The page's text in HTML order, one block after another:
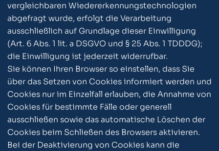
vergleichbaren Wiedererkennungstechnologien
abgefragt wurde, erfolgt die Verarbeitung
ausschließlich auf Grundlage dieser Einwilligung
(Art. 6 Abs. 1 lit. a DSGVO und § 25 Abs. 1 TDDDG);
die Einwilligung ist jederzeit widerrufbar.
Sie können Ihren Browser so einstellen, dass Sie
über das Setzen von Cookies informiert werden und
Cookies nur im Einzelfall erlauben, die Annahme von
Cookies für bestimmte Fälle oder generell
ausschließen sowie das automatische Löschen der
Cookies beim Schließen des Browsers aktivieren.
Bei der Deaktivierung von Cookies kann die